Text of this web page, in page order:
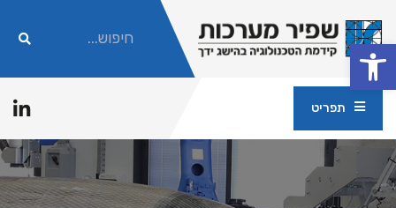
פתח סרגל נגישות
תפריט